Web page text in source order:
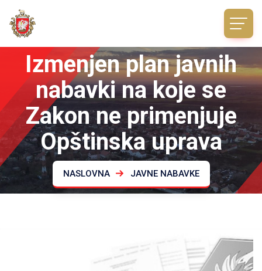
Izmenjen plan javnih
nabavki na koje se
Zakon ne primenjuje
Opštinska uprava
NASLOVNA JAVNE NABAVKE